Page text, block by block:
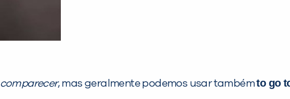
comparecer, mas geralmente podemos usar tambémto go